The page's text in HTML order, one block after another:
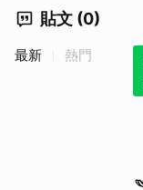
貼文 (0)
最新 熱門